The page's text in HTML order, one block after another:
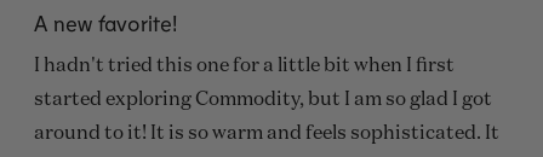
5
/
5
tähteä
A new favorite!
I hadn't tried this one for a little bit when I first
started exploring Commodity, but I am so glad I got
around to it! It is so warm and feels sophisticated. It